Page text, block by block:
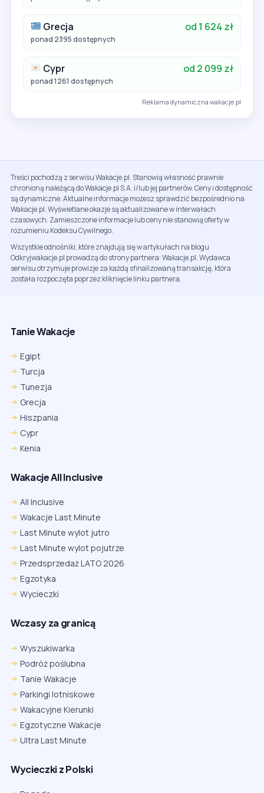
Grecja od 1 624 zł
ponad 2395 dostępnych
Cypr od 2 099 zł
ponad 1261 dostępnych
Reklama dynamiczna wakacje.pl
Treści pochodzą z serwisu Wakacje.pl. Stanowią własność prawnie
chronioną należącą do Wakacje.pl S.A. i/lub jej partnerów. Ceny i dostępność
są dynamiczne. Aktualne informacje możesz sprawdzić bezpośrednio na
Wakacje.pl. Wyświetlane okazje są aktualizowane w interwałach
czasowych. Zamieszczone informacje lub ceny nie stanowią oferty w
rozumieniu Kodeksu Cywilnego.
Wszystkie odnośniki, które znajdują się w artykułach na blogu
Odkryjwakacje.pl prowadzą do strony partnera: Wakacje.pl. Wydawca
serwisu otrzymuje prowizje za każdą sfinalizowaną transakcję, która
została rozpoczęta poprzez kliknięcie linku partnera.
Tanie Wakacje
Egipt
Turcja
Tunezja
Grecja
Hiszpania
Cypr
Kenia
Wakacje All Inclusive
All Inclusive
Wakacje Last Minute
Last Minute wylot jutro
Last Minute wylot pojutrze
Przedsprzedaż LATO 2026
Egzotyka
Wycieczki
Wczasy za granicą
Wyszukiwarka
Podróż poślubna
Tanie Wakacje
Parkingi lotniskowe
Wakacyjne Kierunki
Egzotyczne Wakacje
Ultra Last Minute
Wycieczki z Polski